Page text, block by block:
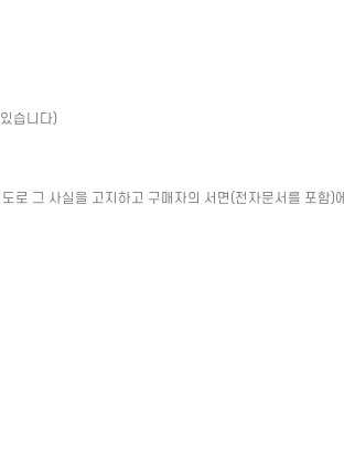
습니다)
로 그 사실을 고지하고 구매자의 서면(전자문서를 포함)에